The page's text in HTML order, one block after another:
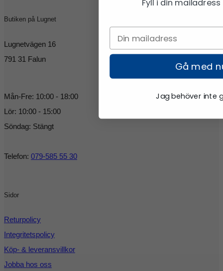
Butiken på Lugnet
Lugnetvägen 16
791 31 Falun
Mån-Fre: 10:00 - 18:00
Lör: 10:00 - 15:00
Söndag: Stängt
Telefon: 079-585 55 30
Sidor
Returpolicy
Integritetspolicy
Köp- & leveransvillkor
Jobba hos oss
Fyll i din
Gå med
Jag behöver inte